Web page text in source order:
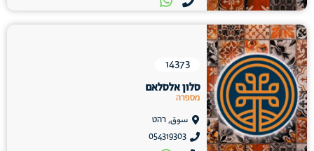
14373
סלון אלסלאם
מספרה
سوق, רהט
054319303